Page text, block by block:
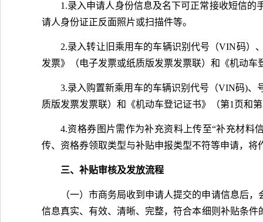
1.录入申请人身份信息及名下可正常接收短信
请人身份证正反面照片或扫描件等。
2.录入转让旧乘用车的车辆识别代号（VIN码）
发票》（电子发票或纸质版发票发票联）和《机动
3.录入购置新乘用车的车辆识别代号（VIN码)
质版发票发票联）和《机动车登记证书》（第1页和
4.资格券图片需作为补充资料上传至“补充材料
传、资格券领取类型与补贴申报类型不符等申请，将
三、补贴审核及发放流程
（一）市商务局收到申请人提交的申请信息后
信息真实、有效、清晰、完整，符合本细则补贴条